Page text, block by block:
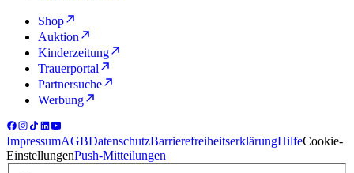
Shop
Auktion
Kinderzeitung
Trauerportal
Partnersuche
Werbung
ImpressumAGBDatenschutzBarrierefreiheitserklärungHilfeCookie-
EinstellungenPush-Mitteilungen